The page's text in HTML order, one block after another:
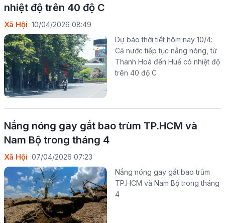
nhiệt độ trên 40 độ C
Xã Hội 10/04/2026 08:49
Dự báo thời tiết hôm nay 10/4:
Cả nước tiếp tục nắng nóng, từ
Thanh Hoá đến Huế có nhiệt độ
trên 40 độ C
Nắng nóng gay gắt bao trùm TP.HCM và
Nam Bộ trong tháng 4
Xã Hội 07/04/2026 07:23
Nắng nóng gay gắt bao trùm
TP.HCM và Nam Bộ trong tháng
4